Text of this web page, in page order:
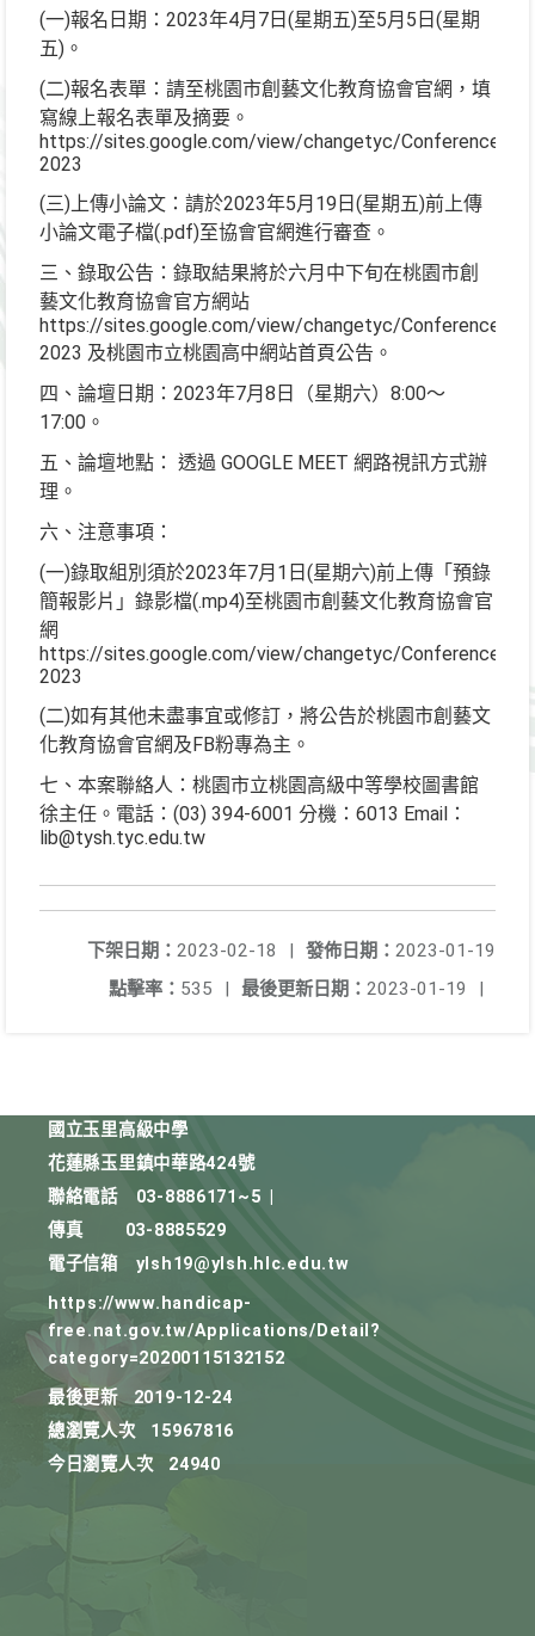
(一)報名日期：2023年4月7日(星期五)至5月5日(星期
五)。
(二)報名表單：請至桃園市創藝文化教育協會官網，填
寫線上報名表單及摘要。
https://sites.google.com/view/changetyc/Conference-
2023
(三)上傳小論文：請於2023年5月19日(星期五)前上傳
小論文電子檔(.pdf)至協會官網進行審查。
三、錄取公告：錄取結果將於六月中下旬在桃園市創
藝文化教育協會官方網站
https://sites.google.com/view/changetyc/Conference-
2023 及桃園市立桃園高中網站首頁公告。
四、論壇日期：2023年7月8日（星期六）8:00～
17:00。
五、論壇地點： 透過 GOOGLE MEET 網路視訊方式辦
理。
六、注意事項：
(一)錄取組別須於2023年7月1日(星期六)前上傳「預錄
簡報影片」錄影檔(.mp4)至桃園市創藝文化教育協會官
網
https://sites.google.com/view/changetyc/Conference-
2023
(二)如有其他未盡事宜或修訂，將公告於桃園市創藝文
化教育協會官網及FB粉專為主。
七、本案聯絡人：桃園市立桃園高級中等學校圖書館
徐主任。電話：(03) 394-6001 分機：6013 Email：
lib@tysh.tyc.edu.tw
發佈日期： 2023-01-19
下架日期： 2023-02-18
|
最後更新日期： 2023-01-19 |
點擊率： 535 |
國立玉里高級中學
花蓮縣玉里鎮中華路424號
聯絡電話
03-8886171~5
傳真
03-8885529
電子信箱
ylsh19@ylsh.hlc.edu.tw
https://www.handicap-
free.nat.gov.tw/Applications/Detail?
category=20200115132152
最後更新
2019-12-24
總瀏覽人次
15967816
今日瀏覽人次
24940